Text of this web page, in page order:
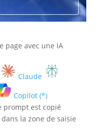
page avec une IA
Claude
Copilot (*)
prompt est copié
la zone de saisie